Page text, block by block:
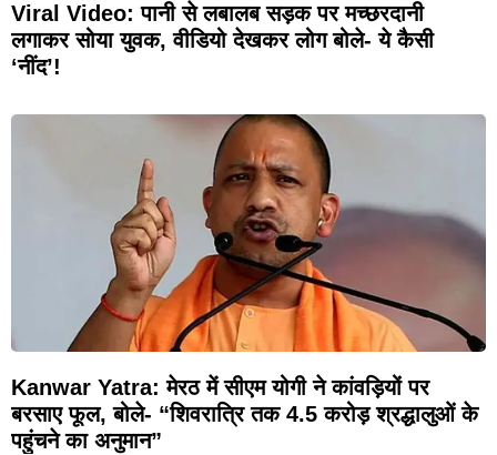
Viral Video: पानी से लबालब सड़क पर मच्छरदानी
लगाकर सोया युवक, वीडियो देखकर लोग बोले- ये कैसी
‘नींद’!
Kanwar Yatra: मेरठ में सीएम योगी ने कांवड़ियों पर
बरसाए फूल, बोले- “शिवरात्रि तक 4.5 करोड़ श्रद्धालुओं के
पहुंचने का अनुमान”